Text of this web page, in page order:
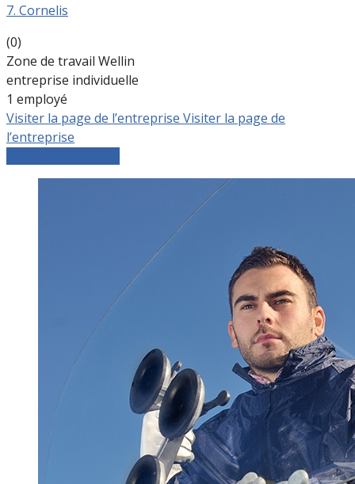
7. Cornelis
(0)
Zone de travail Wellin
entreprise individuelle
1 employé
Visiter la page de l’entreprise Visiter la page de
l’entreprise